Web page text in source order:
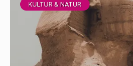
KULTUR & NATUR